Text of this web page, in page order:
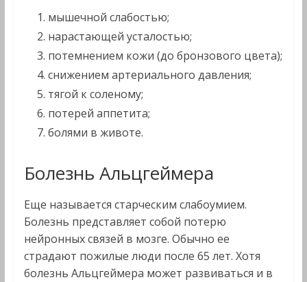
мышечной слабостью;
нарастающей усталостью;
потемнением кожи (до бронзового цвета);
снижением артериального давления;
тягой к соленому;
потерей аппетита;
болями в животе.
Болезнь Альцгеймера
Еще называется старческим слабоумием.
Болезнь представляет собой потерю
нейронных связей в мозге. Обычно ее
страдают пожилые люди после 65 лет. Хотя
болезнь Альцгеймера может развиваться и в